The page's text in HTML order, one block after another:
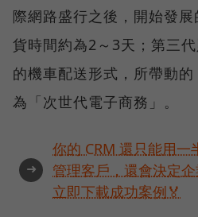
際網路盛行之後，開始發
貨時間約為2～3天；第三
的機車配送形式，所帶動
為「次世代電子商務」。
➜
你的 CRM 還只能用
管理客戶，還會決定
立即下載成功案例🏅